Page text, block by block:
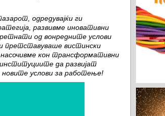
одредувајќи ги
развивме иновативни
од вонредните услови
претставуваше вистински
насочивме кон трансформативни
да развијат
услови за работење!